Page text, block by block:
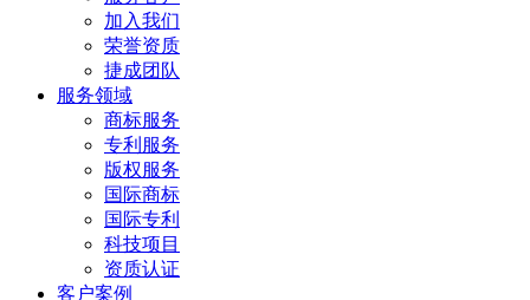
加入我们
荣誉资质
捷成团队
服务领域
商标服务
专利服务
版权服务
国际商标
国际专利
科技项目
资质认证
客户案例